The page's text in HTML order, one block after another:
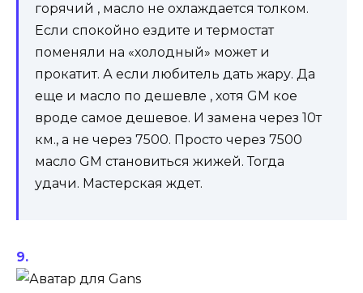
горячий , масло не охлаждается толком.
Если спокойно ездите и термостат
поменяли на «холодный» может и
прокатит. А если любитель дать жару. Да
еще и масло по дешевле , хотя GM кое
вроде самое дешевое. И замена через 10т
км., а не через 7500. Просто через 7500
масло GM становиться жижей. Тогда
удачи. Мастерская ждет.